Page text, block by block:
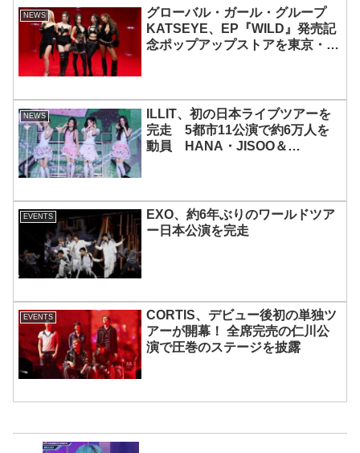
NEWS
グローバル・ガール・グループ
KATSEYE、EP『WILD』発売記
念ポップアップストアを東京・原
NEWS
ILLIT、初の日本ライブツアーを
完走 5都市11公演で約6万人を
動員 HANA・JISOO＆
EVENTS
EXO、約6年ぶりのワールドツア
ー日本公演を完走
EVENTS
CORTIS、デビュー後初の単独ツ
アーが開幕！ 全席完売の仁川公
演で圧巻のステージを披露